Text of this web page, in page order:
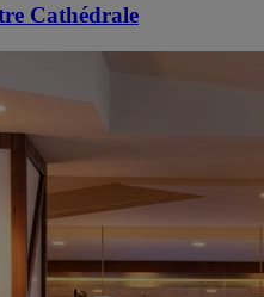
Cathédrale